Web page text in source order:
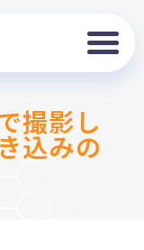
撮影し
込みの